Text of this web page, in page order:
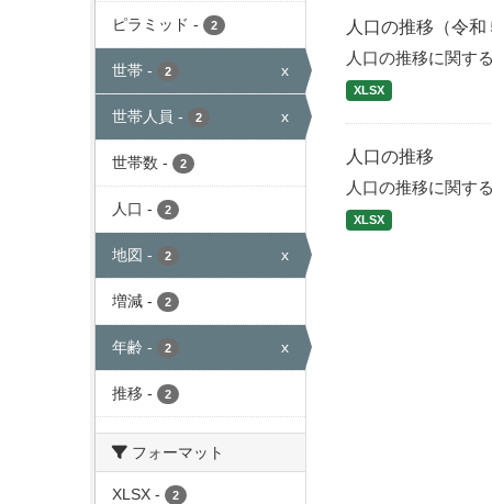
ピラミッド - 2
世帯 - 2 x
世帯人員 - 2 x
世帯数 - 2
人口 - 2
地図 - 2 x
増減 - 2
年齢 - 2 x
推移 - 2
フォーマット
XLSX - 2
人口の推移（令和
人口の推移に関す
XLSX
人口の推移
人口の推移に関す
XLSX